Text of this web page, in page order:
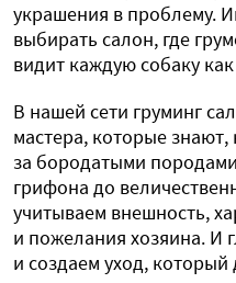
украшения в проблему.
выбирать салон, где
видит каждую собаку
В нашей сети груминг
мастера, которые
за бородатыми
грифона до
учитываем внешность,
и пожелания хозяина. И
и создаем уход,